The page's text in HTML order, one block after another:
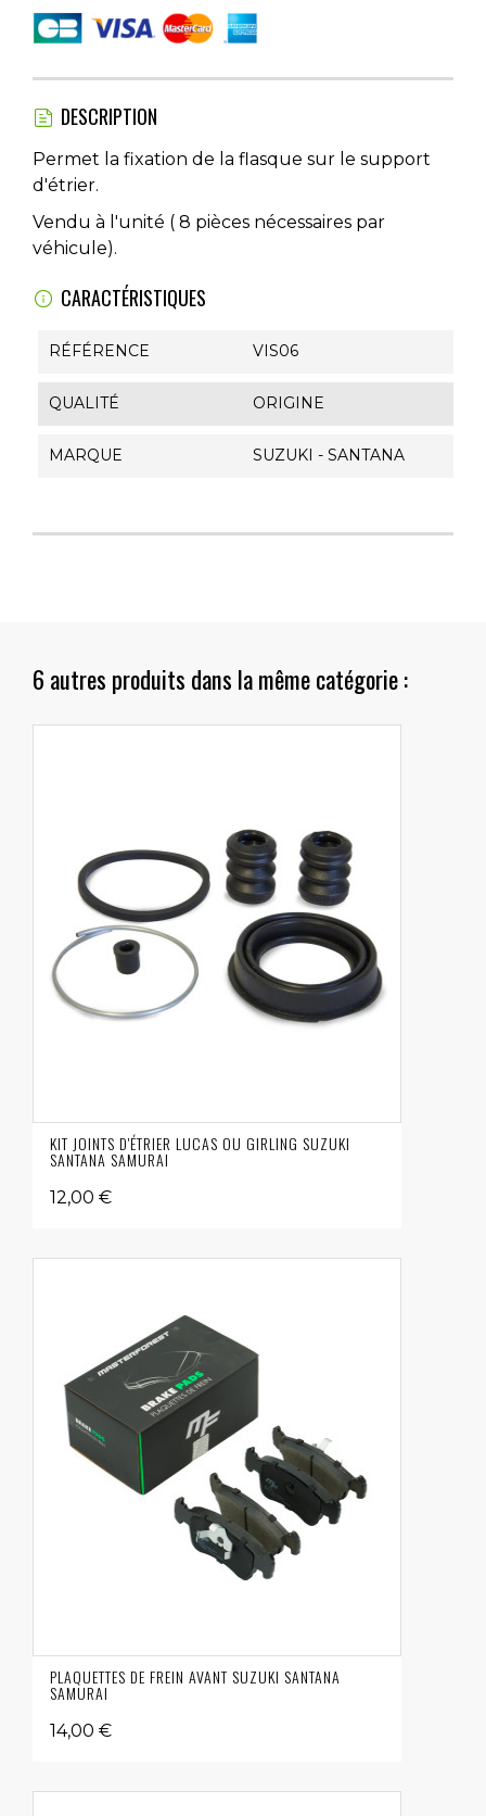
DESCRIPTION
Permet la fixation de la flasque sur le support
d'étrier.
Vendu à l'unité ( 8 pièces nécessaires par
véhicule).
CARACTÉRISTIQUES
RÉFÉRENCE VIS06
QUALITÉ ORIGINE
MARQUE SUZUKI - SANTANA
6 autres produits dans la même catégorie :
KIT JOINTS D'ÉTRIER LUCAS OU GIRLING SUZUKI
SANTANA SAMURAI
12,00 €
PLAQUETTES DE FREIN AVANT SUZUKI SANTANA
SAMURAI
14,00 €